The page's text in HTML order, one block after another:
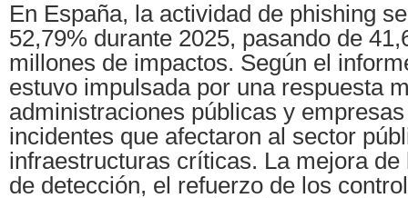
En España, la actividad de phishing
52,79% durante 2025, pasando de
millones de impactos. Según el
estuvo impulsada por una respuesta
administraciones públicas y
incidentes que afectaron al sector
infraestructuras críticas. La mejora de
de detección, el refuerzo de los